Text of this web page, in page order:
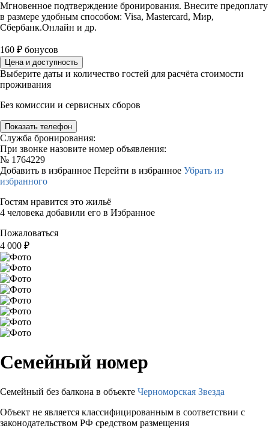
Мгновенное подтверждение бронирования. Внесите предоплату
в размере удобным способом: Visa, Mastercard, Мир,
Сбербанк.Онлайн и др.
160 ₽ бонусов
Цена и доступность
Выберите даты и количество гостей для расчёта стоимости
проживания
Без комиссии и сервисных сборов
Показать телефон
Служба бронирования:
При звонке назовите номер объявления:
№ 1764229
Добавить в избранное Перейти в избранное Убрать из
избранного
Гостям нравится это жильё
4 человека добавили его в Избранное
Пожаловаться
4 000 ₽
Семейный номер
Семейный без балкона в объекте Черноморская Звезда
Объект не является классифицированным в соответствии с
законодательством РФ средством размещения